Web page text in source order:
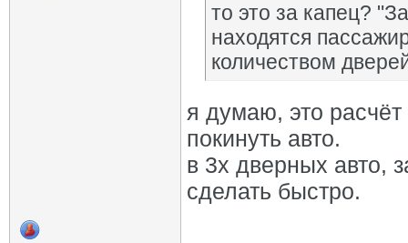
то это за капец?
находятся
количеством
я думаю, это
покинуть авто.
в 3х дверных авто,
сделать быстро.